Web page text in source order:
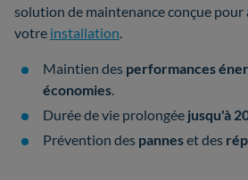
solution de maintenance conçue pour
votre installation.
Maintien des performances
économies.
Durée de vie prolongée jusqu'à
Prévention des panneset des